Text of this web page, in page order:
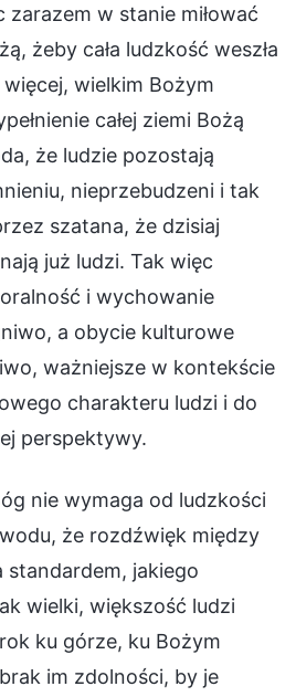
zarazem w stanie miłować
żeby cała ludzkość weszła
wielkim Bożym
całej ziemi Bożą
że ludzie pozostają
nieprzebudzeni i tak
szatana, że dzisiaj
już ludzi. Tak więc
i wychowanie
a obycie kulturowe
ważniejsze w kontekście
charakteru ludzi i do
perspektywy.
nie wymaga od ludzkości
że rozdźwięk między
standardem, jakiego
wielki, większość ludzi
ku górze, ku Bożym
im zdolności, by je